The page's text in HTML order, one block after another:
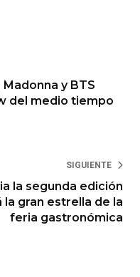
Madonna y BTS
del medio tiempo
SIGUIENTE
la segunda edición
la gran estrella de la
feria gastronómica